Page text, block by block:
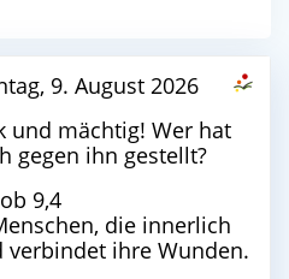
9. August 2026
und mächtig! Wer hat
gegen ihn gestellt?
9,4
die innerlich
verbindet ihre Wunden.